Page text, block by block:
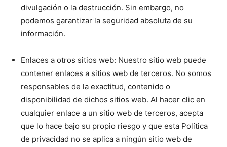
divulgación o la destrucción. Sin embargo, no
podemos garantizar la seguridad absoluta de su
información.
Enlaces a otros sitios web: Nuestro sitio web puede
contener enlaces a sitios web de terceros. No somos
responsables de la exactitud, contenido o
disponibilidad de dichos sitios web. Al hacer clic en
cualquier enlace a un sitio web de terceros, acepta
que lo hace bajo su propio riesgo y que esta Política
de privacidad no se aplica a ningún sitio web de